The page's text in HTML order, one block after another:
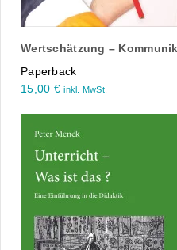
Wertschätzung –
Paperback
15,00 € inkl. MwSt.